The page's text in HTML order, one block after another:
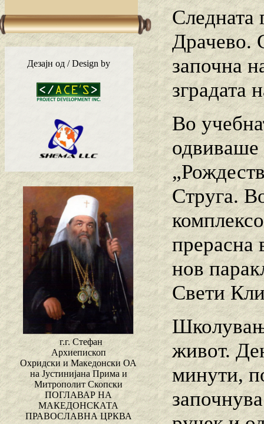
Дезајн од / Design by
г.г. Стефан
Архиепископ
Охридски и Македонски ОА
на Јустинијана Прима и
Митрополит Скопски
ПОГЛАВАР НА
МАКЕДОНСКАТА
ПРАВОСЛАВНА ЦРКВА
Следната
Драчево.
започна
зградата
Во
одвиваше
Струга.
прерасна
нов
Свети
живот.
минути,